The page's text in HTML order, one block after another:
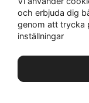
Kaffebrus
och erbjuda dig
genom att trycka
inställningar